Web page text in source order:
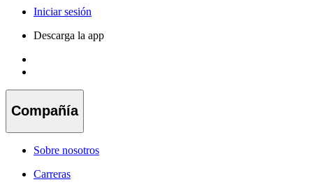
Iniciar sesión
Descarga la app
Compañía
Sobre nosotros
Carreras